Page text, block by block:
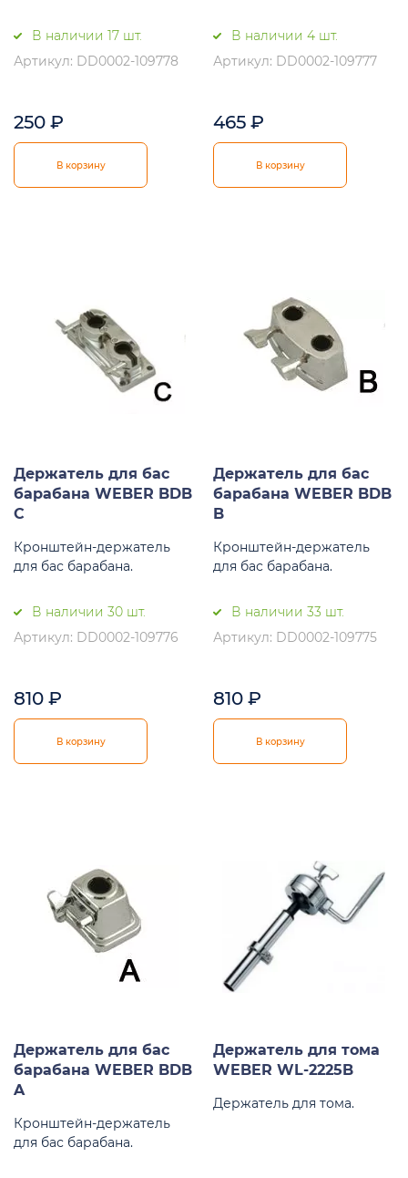
В наличии 17 шт.
Артикул: DD0002-109778
250 ₽
В корзину
В наличии 4 шт.
Артикул: DD0002-109777
465 ₽
В корзину
Держатель для бас
барабана WEBER BDB
C
Кронштейн-держатель
для бас барабана.
В наличии 30 шт.
Артикул: DD0002-109776
810 ₽
В корзину
Держатель для бас
барабана WEBER BDB
B
Кронштейн-держатель
для бас барабана.
В наличии 33 шт.
Артикул: DD0002-109775
810 ₽
В корзину
Держатель для бас
барабана WEBER BDB
A
Кронштейн-держатель
для бас барабана.
Держатель для тома
WEBER WL-2225B
Держатель для тома.